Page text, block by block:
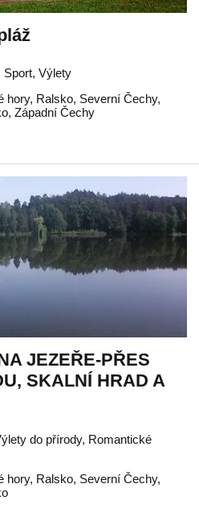
Sport, Výlety
hory, Ralsko, Severní Čechy,
, Západní Čechy
JEZEŘE-PŘES
SKALNÍ HRAD A
do přírody, Romantické
hory, Ralsko, Severní Čechy,